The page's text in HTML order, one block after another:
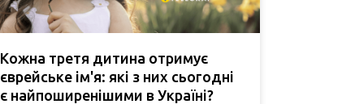
Кожна третя дитина отримує
єврейське ім'я: які з них сьогодні
є найпоширенішими в Україні?